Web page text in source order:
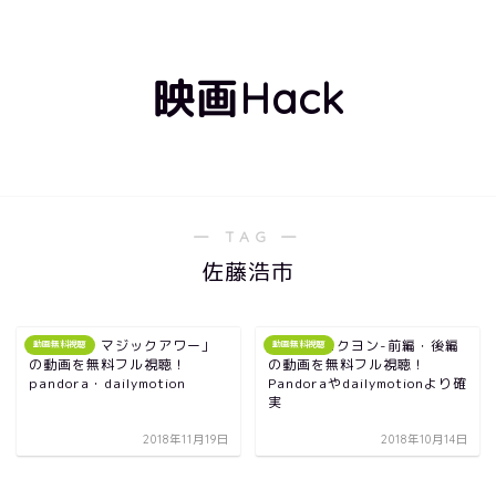
映画Hack
― TAG ―
佐藤浩市
動画無料視聴
映画「ザ・マジックアワー」
の動画を無料フル視聴！
pandora・dailymotion
2018年11月19日
動画無料視聴
映画64-ロクヨン-前編・後編
の動画を無料フル視聴！
Pandoraやdailymotionより確
実
2018年10月14日